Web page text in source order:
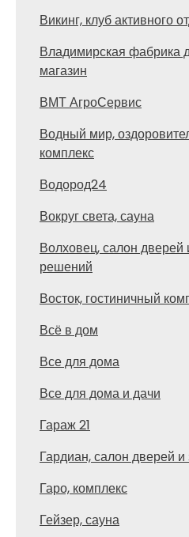
Викинг, клуб активного
Владимирская фабрика
магазин
ВМТ АгроСервис
Водный мир,
комплекс
Водород24
Вокруг света, сауна
Волховец, салон дверей
решений
Восток, гостиничный
Всё в дом
Все для дома
Все для дома и дачи
Гараж 21
Гардиан, салон дверей и
Гаро, комплекс
Гейзер, сауна